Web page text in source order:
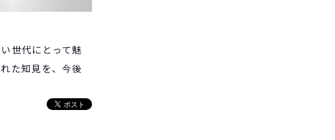
世代にとって魅
た知見を、今後